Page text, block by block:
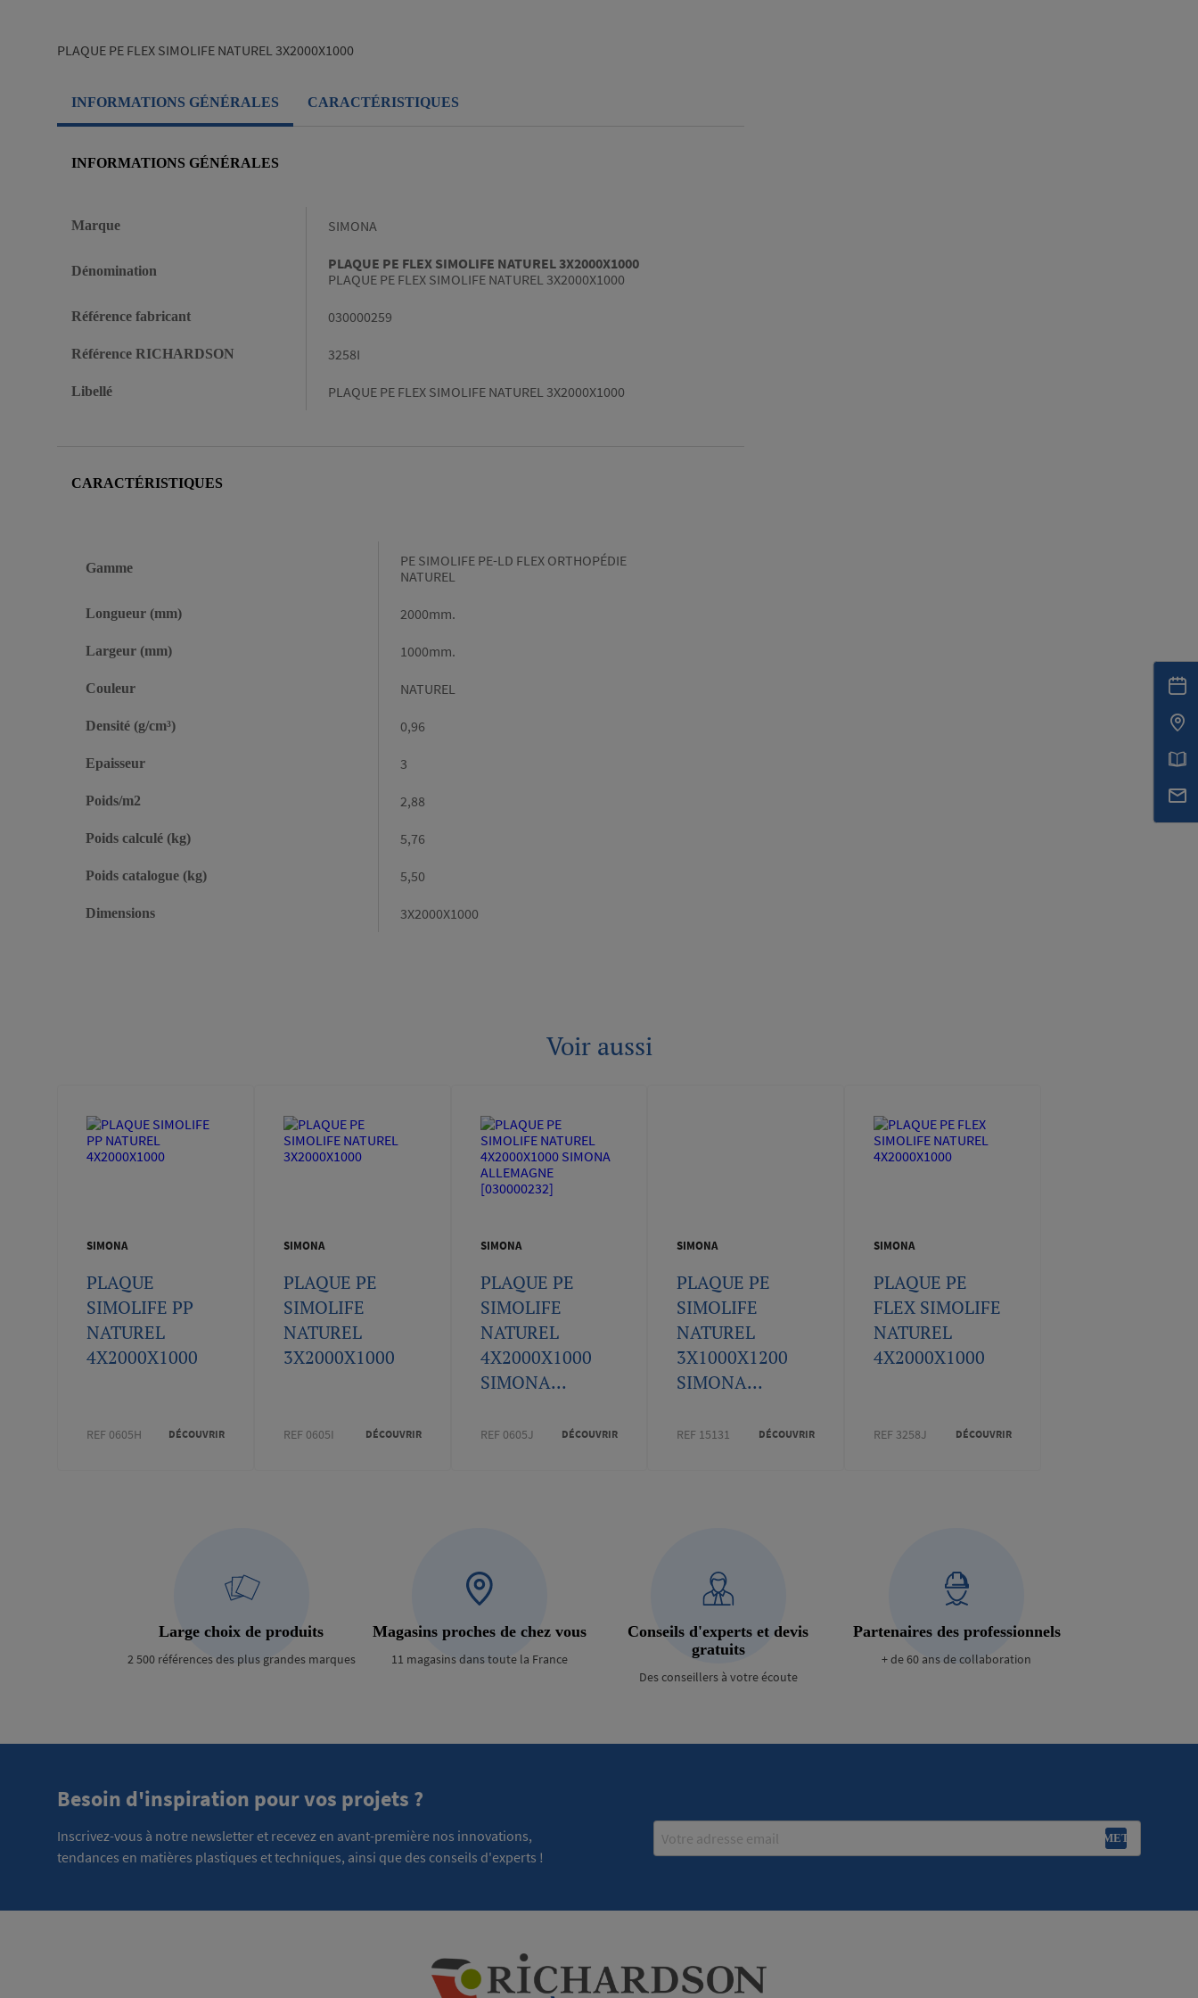
PLAQUE PE FLEX SIMOLIFE NATUREL 3X2000X1000
INFORMATIONS GÉNÉRALES CARACTÉRISTIQUES
INFORMATIONS GÉNÉRALES
Marque SIMONA
Dénomination
PLAQUE PE FLEX SIMOLIFE NATUREL 3X2000X1000
PLAQUE PE FLEX SIMOLIFE NATUREL 3X2000X1000
Référence fabricant 030000259
Référence RICHARDSON 3258I
Libellé PLAQUE PE FLEX SIMOLIFE NATUREL 3X2000X1000
CARACTÉRISTIQUES
Gamme Gamme
PE SIMOLIFE PE-LD FLEX ORTHOPÉDIE
NATUREL
Longueur (mm)
Longueur
2000mm.
Largeur (mm)
Largeur
1000mm.
Couleur Couleur
NATUREL
Densité (g/cm³)
Densité
0,96
Epaisseur Epaisseur
3
Poids/m2 Poids/m2
2,88
Poids calculé (kg)
Poids
(kg)
5,76
Poids catalogue (kg)
Poids
(kg)
5,50
Dimensions Dimensions
3X2000X1000
Voir aussi
SIMONA
PLAQUE
SIMOLIFE PP
NATUREL
4X2000X1000
REF 0605H DÉCOUVRIR
SIMONA
PLAQUE PE
SIMOLIFE
NATUREL
3X2000X1000
REF 0605I DÉCOUVRIR
SIMONA
PLAQUE PE
SIMOLIFE
NATUREL
4X2000X1000
SIMONA...
REF 0605J DÉCOUVRIR
SIMONA
PLAQUE PE
SIMOLIFE
NATUREL
3X1000X1200
SIMONA...
REF 15131 DÉCOUVRIR
SIMONA
PLAQUE PE
FLEX SIMOLIFE
NATUREL
4X2000X1000
REF 3258J DÉCOUVRIR
Large choix de produits
2 500 références des plus grandes marques
Magasins proches de chez vous
11 magasins dans toute la France
Conseils d'experts et devis
gratuits
Des conseillers à votre écoute
Partenaires des professionnels
+ de 60 ans de collaboration
Besoin d'inspiration pour vos projets ?
Inscrivez-vous à notre newsletter et recevez en avant-première nos innovations,
tendances en matières plastiques et techniques, ainsi que des conseils d'experts !